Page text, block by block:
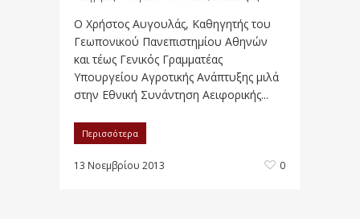
Ο Χρήστος Αυγουλάς, Καθηγητής του
Γεωπονικού Πανεπιστημίου Αθηνών
και τέως Γενικός Γραμματέας
Yπουργείου Αγροτικής Ανάπτυξης μιλά
στην Εθνική Συνάντηση Αειφορικής...
Περισσότερα
13 Νοεμβρίου 2013 0